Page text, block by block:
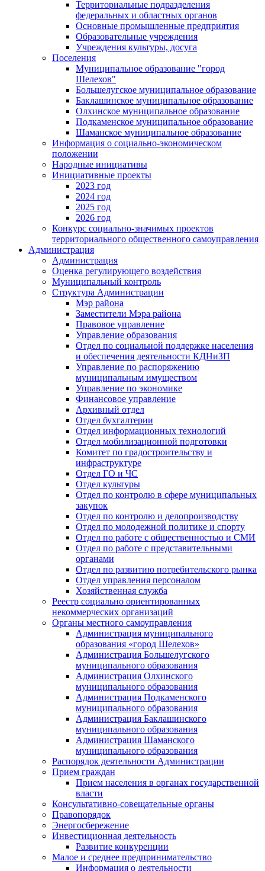
Территориальные подразделения
федеральных и областных органов
Основные промышленные предприятия
Образовательные учреждения
Учреждения культуры, досуга
Поселения
Муниципальное образование "город
Шелехов"
Большелугское муниципальное образование
Баклашинское муниципальное образование
Олхинское муниципальное образование
Подкаменское муниципальное образование
Шаманское муниципальное образование
Информация о социально-экономическом
положении
Народные инициативы
Инициативные проекты
2023 год
2024 год
2025 год
2026 год
Конкурс социально-значимых проектов
территориального общественного самоуправления
Администрация
Администрация
Оценка регулирующего воздействия
Муниципальный контроль
Структура Администрации
Мэр района
Заместители Мэра района
Правовое управление
Управление образования
Отдел по социальной поддержке населения
и обеспечения деятельности КДНиЗП
Управление по распоряжению
муниципальным имуществом
Управление по экономике
Финансовое управление
Архивный отдел
Отдел бухгалтерии
Отдел информационных технологий
Отдел мобилизационной подготовки
Комитет по градостроительству и
инфраструктуре
Отдел ГО и ЧС
Отдел культуры
Отдел по контролю в сфере муниципальных
закупок
Отдел по контролю и делопроизводству
Отдел по молодежной политике и спорту
Отдел по работе с общественностью и СМИ
Отдел по работе с представительными
органами
Отдел по развитию потребительского рынка
Отдел управления персоналом
Хозяйственная служба
Реестр социально ориентированных
некоммерческих организаций
Органы местного самоуправления
Администрация муниципального
образования «город Шелехов»
Администрация Большелугского
муниципального образования
Администрация Олхинского
муниципального образования
Администрация Подкаменского
муниципального образования
Администрация Баклашинского
муниципального образования
Администрация Шаманского
муниципального образования
Распорядок деятельности Администрации
Прием граждан
Прием населения в органах государственной
власти
Консультативно-совещательные органы
Правопорядок
Энергосбережение
Инвестиционная деятельность
Развитие конкуренции
Малое и среднее предпринимательство
Информация о деятельности